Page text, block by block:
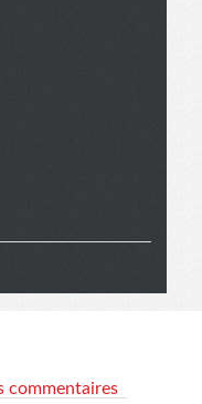
commentaires